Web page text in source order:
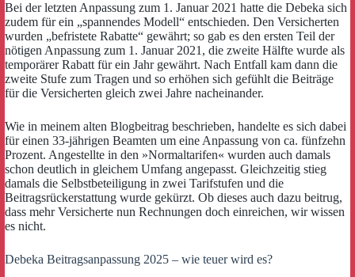
Bei der letzten Anpassung zum 1. Januar 2021 hatte die Debeka sich
zudem für ein „spannendes Modell“ entschieden. Den Versicherten
wurden „befristete Rabatte“ gewährt; so gab es den ersten Teil der
nötigen Anpassung zum 1. Januar 2021, die zweite Hälfte wurde als
temporärer Rabatt für ein Jahr gewährt. Nach Entfall kam dann die
zweite Stufe zum Tragen und so erhöhen sich gefühlt die Beiträge
für die Versicherten gleich zwei Jahre nacheinander.
Wie in meinem alten Blogbeitrag beschrieben, handelte es sich dabei
für einen 33-jährigen Beamten um eine Anpassung von ca. fünfzehn
Prozent. Angestellte in den »Normaltarifen« wurden auch damals
schon deutlich in gleichem Umfang angepasst. Gleichzeitig stieg
damals die Selbstbeteiligung in zwei Tarifstufen und die
Beitragsrückerstattung wurde gekürzt. Ob dieses auch dazu beitrug,
dass mehr Versicherte nun Rechnungen doch einreichen, wir wissen
es nicht.
Debeka Beitragsanpassung 2025 – wie teuer wird es?